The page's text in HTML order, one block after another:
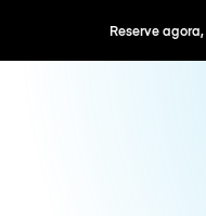
Reserve agora, pague depois